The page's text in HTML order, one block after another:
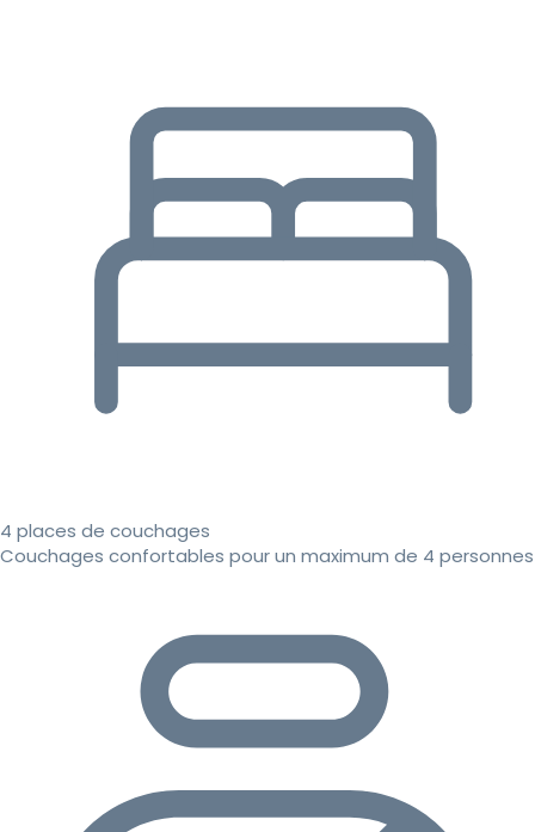
4 places de couchages
Couchages confortables pour un maximum de 4 personnes